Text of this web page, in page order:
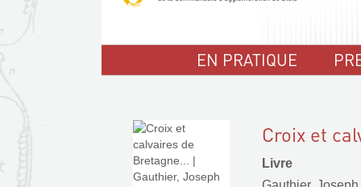
EN PRATIQUE
Croix et
Livre